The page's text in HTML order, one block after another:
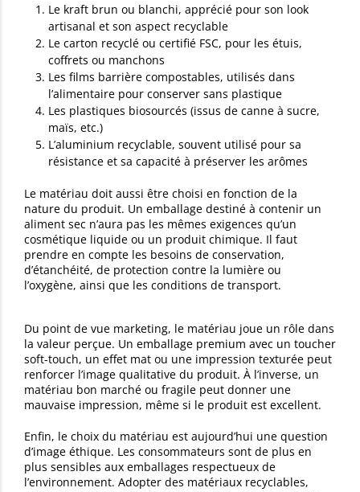
Le kraft brun ou blanchi, apprécié pour son look
artisanal et son aspect recyclable
Le carton recyclé ou certifié FSC, pour les étuis,
coffrets ou manchons
Les films barrière compostables, utilisés dans
l’alimentaire pour conserver sans plastique
Les plastiques biosourcés (issus de canne à sucre,
maïs, etc.)
L’aluminium recyclable, souvent utilisé pour sa
résistance et sa capacité à préserver les arômes
Le matériau doit aussi être choisi en fonction de la
nature du produit. Un emballage destiné à contenir un
aliment sec n’aura pas les mêmes exigences qu’un
cosmétique liquide ou un produit chimique. Il faut
prendre en compte les besoins de conservation,
d’étanchéité, de protection contre la lumière ou
l’oxygène, ainsi que les conditions de transport.
Du point de vue marketing, le matériau joue un rôle dans
la valeur perçue. Un emballage premium avec un toucher
soft-touch, un effet mat ou une impression texturée peut
renforcer l’image qualitative du produit. À l’inverse, un
matériau bon marché ou fragile peut donner une
mauvaise impression, même si le produit est excellent.
Enfin, le choix du matériau est aujourd’hui une question
d’image éthique. Les consommateurs sont de plus en
plus sensibles aux emballages respectueux de
l’environnement. Adopter des matériaux recyclables,